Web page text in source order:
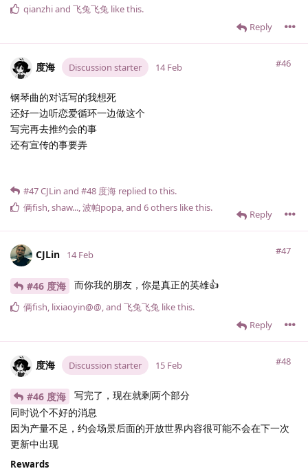
Reply
qianzhiand 飞兔飞兔 like this.
度海 Discussion starter #46
14 Feb
钢琴曲的对话写的我想死
还好一边听恋爱循环一边做这个
写完再去推约会的事
还有宣传的事要弄
Reply
#47CJLin and #48 度海 replied to this.
俩fish,shaw.​.​.​,波帕popa, and 6others like this.
CJLin #47
14 Feb
#46 度海 而你我的朋友，你是真正的英雄👍
Reply
俩fish, lixiaoyin@@, and 飞兔飞兔 like this.
度海 Discussion starter #48
15 Feb
#46 度海
写完了，现在就剩两个部分
同时说个不好的消息
因为产量不足，约会场景后面的开放世界内容很可能不会在下一次
更新中出现
Rewards